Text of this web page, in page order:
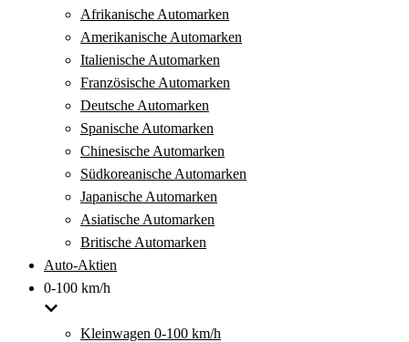
Afrikanische Automarken
Amerikanische Automarken
Italienische Automarken
Französische Automarken
Deutsche Automarken
Spanische Automarken
Chinesische Automarken
Südkoreanische Automarken
Japanische Automarken
Asiatische Automarken
Britische Automarken
Auto-Aktien
0-100 km/h
Kleinwagen 0-100 km/h